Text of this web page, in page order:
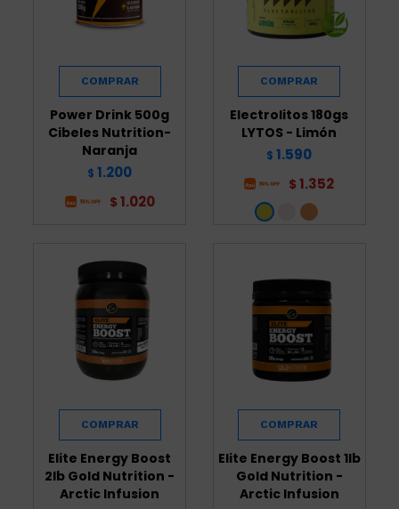
Power Drink 500g
Cibeles Nutrition-
Naranja
$ 1.200
$ 1.020
Electrolitos 180gs
LYTOS - Limón
$ 1.590
$ 1.352
Elite Energy Boost
2lb Gold Nutrition -
Arctic Infusion
Elite Energy Boost 1lb
Gold Nutrition -
Arctic Infusion